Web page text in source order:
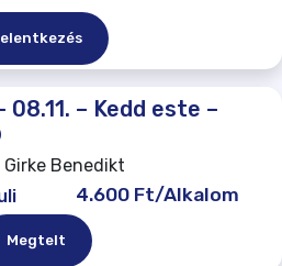
08.11. – Kedd este –
Benedikt
4.600 Ft/Alkalom
Megtelt